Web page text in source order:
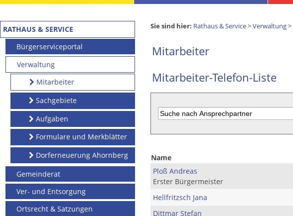
RATHAUS & SERVICE
Bürgerserviceportal
Verwaltung
Mitarbeiter
Sachgebiete
Aufgaben
Formulare und Merkblätter
Dorferneuerung Ahornberg
Gemeinderat
Ver- und Entsorgung
Ortsrecht & Satzungen
Sie sind hier: Rathaus & Service>Verwaltung>
Mitarbeiter
Mitarbeiter-Telefon-Liste
Name
Ploß Andreas
Erster Bürgermeister
Hellfritzsch Jana
Dittmar Stefan